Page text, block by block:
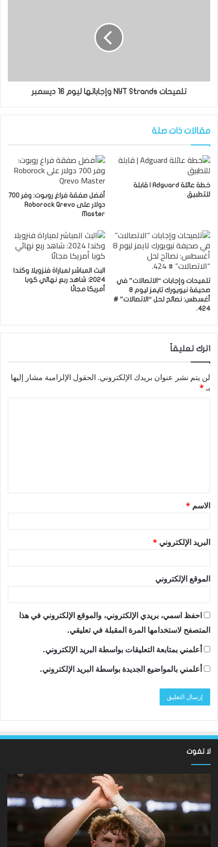
تلميحات NYT Strands وإجاباتها ليوم 16 ديسمبر
مقالات ذات صلة
خطة عائلة Adguard | قابلة
للتطبيق
أفضل صفقة فراغ روبوت: وفر 700
دولار على Roborock Qrevo
Master
تلميحات وإجابات “الاتصالات” في
صحيفة نيويورك تايمز ليوم 8
أغسطس: نصائح لحل “الاتصالات” #
424.
البث المباشر لمباراة فنزويلا وكندا
2024: شاهد ربع نهائي كوبا
أمريكا مجانًا
اترك تعليقاً
لن يتم نشر عنوان بريدك الإلكتروني. الحقول الإلزامية مشار إليها
بـ*
ق
*
الاسم *
البريد الإلكتروني *
الموقع الإلكتروني
احفظ اسمي، بريدي الإلكتروني، والموقع الإلكتروني في هذا
المتصفح لاستخدامها المرة المقبلة في تعليقي.
أعلمني بمتابعة التعليقات بواسطة البريد الإلكتروني.
أعلمني بالمواضيع الجديدة بواسطة البريد الإلكتروني.
لا تفوت
نتائج
2026:
فاز